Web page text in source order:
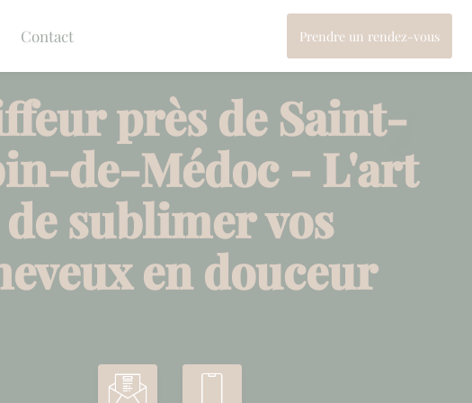
Contact Prendre un rendez-vous
près de Saint-
de-Médoc - L'art
de sublimer vos
en douceur